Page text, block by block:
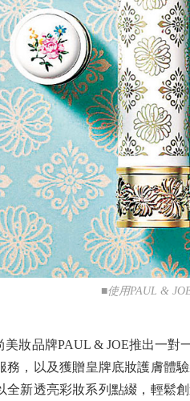
■使用PAUL &
品牌PAUL & JOE推出一對
務，以及獲贈皇牌底妝護膚體
全新透亮彩妝系列點綴，輕鬆